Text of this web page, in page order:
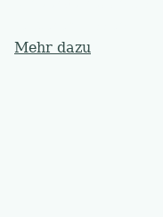
Mehr dazu